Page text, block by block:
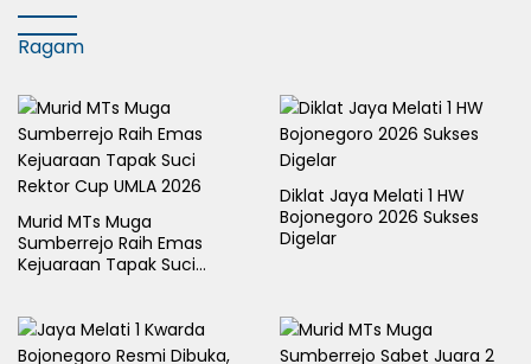
Ragam
Murid MTs Muga
Sumberrejo Raih Emas
Kejuaraan Tapak Suci
Diklat Jaya Melati 1 HW
Bojonegoro 2026 Sukses
Digelar